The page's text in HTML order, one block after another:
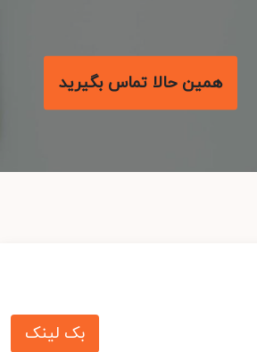
همین حالا تماس بگیرید
بک لینک